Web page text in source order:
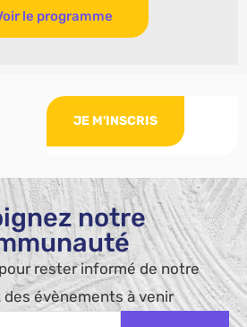
le programme
JE M'INSCRIS
notre
rester informé de notre
évènements à venir